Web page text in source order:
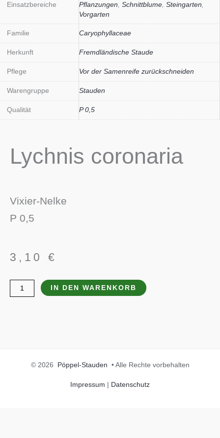
Einsatzbereiche
Pflanzungen Schnittblume Steingarten
Vorgarten
Familie Caryophyllaceae
Herkunft Fremdländische Staude
Pflege Vor der Samenreife zurückschneiden
Warengruppe Stauden
Qualität P 0,5
Lychnis coronaria
Vixier-Nelke
P 0,5
3,10 €
Lychnis
coronaria
IN DEN WARENKORB
© 2026 Pöppel-Stauden • Alle Rechte vorbehalten
Impressum | Datenschutz